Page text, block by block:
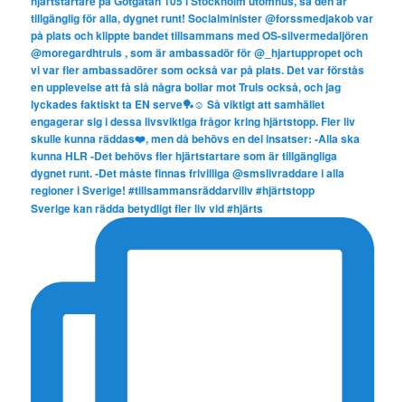
Sverige kan rädda betydligt fler liv vid #hjärts